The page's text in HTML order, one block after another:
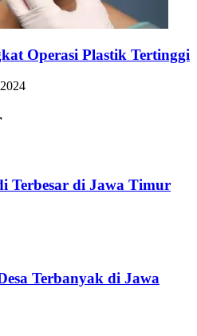
Operasi Plastik Tertinggi
Terbesar di Jawa Timur
Terbanyak di Jawa